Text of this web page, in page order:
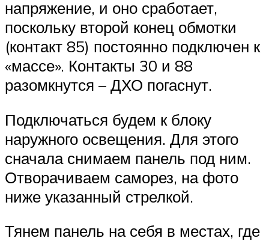
напряжение, и оно сработает,
поскольку второй конец обмотки
(контакт 85) постоянно подключен к
«массе». Контакты 30 и 88
разомкнутся – ДХО погаснут.
Подключаться будем к блоку
наружного освещения. Для этого
сначала снимаем панель под ним.
Отворачиваем саморез, на фото
ниже указанный стрелкой.
Тянем панель на себя в местах, где